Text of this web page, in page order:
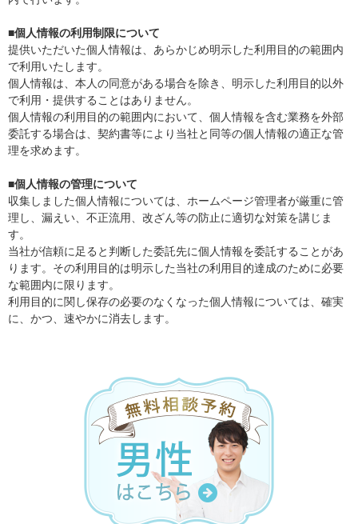
■個人情報の利用制限について
提供いただいた個人情報は、あらかじめ明示した利用目的の範囲内
で利用いたします。
個人情報は、本人の同意がある場合を除き、明示した利用目的以外
で利用・提供することはありません。
個人情報の利用目的の範囲内において、個人情報を含む業務を外部
委託する場合は、契約書等により当社と同等の個人情報の適正な管
理を求めます。
■個人情報の管理について
収集しました個人情報については、ホームページ管理者が厳重に管
理し、漏えい、不正流用、改ざん等の防止に適切な対策を講じま
す。
当社が信頼に足ると判断した委託先に個人情報を委託することがあ
ります。その利用目的は明示した当社の利用目的達成のために必要
な範囲内に限ります。
利用目的に関し保存の必要のなくなった個人情報については、確実
に、かつ、速やかに消去します。